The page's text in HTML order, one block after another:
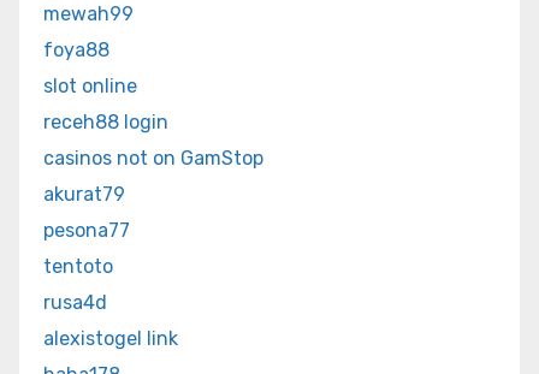
mewah99
foya88
slot online
receh88 login
casinos not on GamStop
akurat79
pesona77
tentoto
rusa4d
alexistogel link